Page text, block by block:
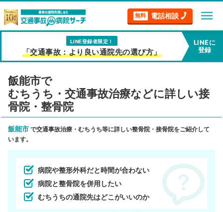
無料 電話相談 menu
LINE登録者限定！
「交通事故：より良い通院先の選び方」
LINEに
登録
飯能市で
むちうち・交通事故治療などに詳しい接
骨院・整骨院
飯能市 で交通事故治療・むちうち等に詳しい整骨院・接骨院をご紹介して
います。
病院や整形外科だと時間が合わない
病院と整骨院を併用したい
むちうちの通院先はどこがいいのか